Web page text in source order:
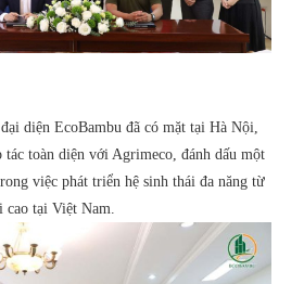
diện EcoBambu đã có mặt tại Hà Nội,
toàn diện với Agrimeco, đánh dấu một
việc phát triển hệ sinh thái đa năng từ
cao tại Việt Nam.